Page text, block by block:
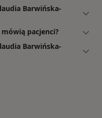
Barwińska-
pacjenci?
Barwińska-